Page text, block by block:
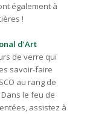
également à
!
d’Art
de verre qui
savoir-faire
au rang de
le feu de
assistez à